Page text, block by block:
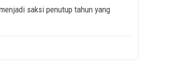
saksi penutup tahun yang